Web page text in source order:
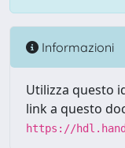
Informazioni
Utilizza questo
link a questo
https://